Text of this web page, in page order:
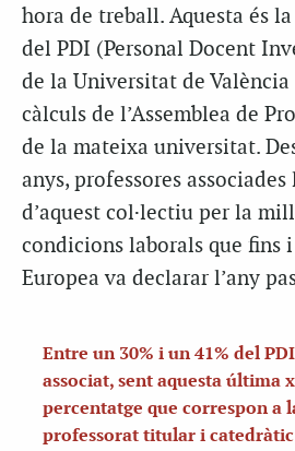
hora de treball. Aquesta és
del PDI (Personal Docent
de la Universitat de València
càlculs de l’Assemblea de
de la mateixa universitat.
anys, professores
d’aquest col·lectiu per la
condicions laborals que fins
Europea va declarar l’any
Entre un 30% i un 41% del
associat, sent aquesta última
percentatge que correspon a
professorat titular i catedràtic